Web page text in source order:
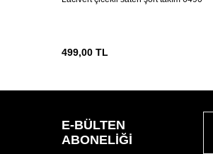
499,00 TL
E-BÜLTEN
ABONELIĞI